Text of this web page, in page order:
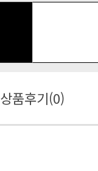
상품후기(0)